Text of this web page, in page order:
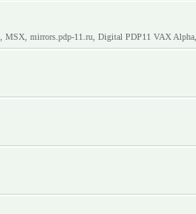
MSX, mirrors.pdp-11.ru, Digital PDP11 VAX Alpha,